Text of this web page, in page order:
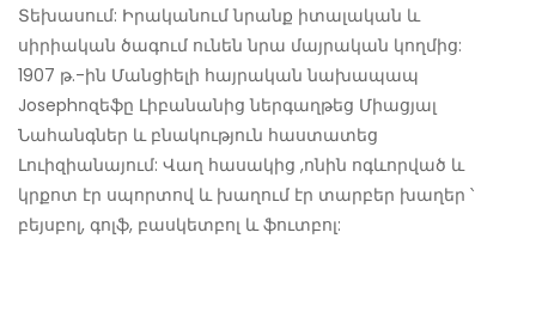
Տեխասում: Իրականում նրանք իտալական և
սիրիական ծագում ունեն նրա մայրական կողմից:
1907 թ.-ին Մանցիելի հայրական նախապապ
Josephոզեֆը Լիբանանից ներգաղթեց Միացյալ
Նահանգներ և բնակություն հաստատեց
Լուիզիանայում: Վաղ հասակից ,ոնին ոգևորված և
կրքոտ էր սպորտով և խաղում էր տարբեր խաղեր ՝
բեյսբոլ, գոլֆ, բասկետբոլ և ֆուտբոլ: